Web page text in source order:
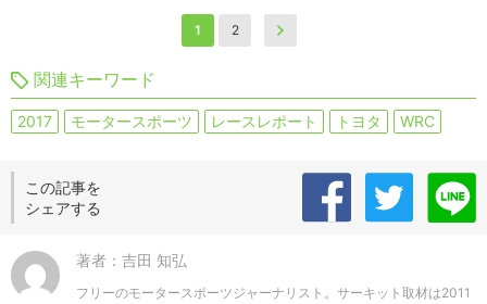
1 2
関連キーワード
2017 モータースポーツ レースレポート トヨタ WRC
この記事を
シェアする
著者：吉田 知弘
フリーのモータースポーツジャーナリスト。サーキット取材は2011